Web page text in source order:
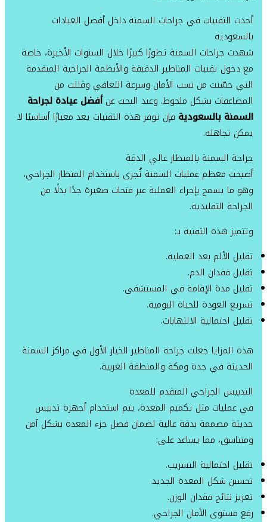
أحدث التقنيات في جراحات السمنة داخل أفضل العيادات
بالسعودية
شهدت جراحات السمنة تطورًا كبيرًا خلال السنوات الأخيرة، خاصة
مع دخول تقنيات المناظير الدقيقة والأنظمة الجراحية المتقدمة
التي حسّنت من نسب الأمان وسرعة التعافي وقللت من
المضاعفات بشكل ملحوظ. وعند البحث عنأفضل عيادة لجراحة
السمنة بالسعودية فإن توفر هذه التقنيات يعد معيارًا أساسيًا لا
يمكن تجاهله.
جراحة السمنة بالمنظار عالي الدقة
أصبحت معظم عمليات السمنة تُجرى باستخدام المنظار الجراحي،
وهو ما يسمح بإجراء العملية عبر فتحات صغيرة جدًا بدلًا من
الجراحة التقليدية.
وتتميز هذه التقنية بـ:
تقليل الألم بعد العملية.
تقليل فقدان الدم.
تقليل مدة الإقامة في المستشفى.
تسريع العودة للحياة اليومية.
تقليل احتمالية الالتهابات.
هذه المزايا جعلت جراحة المناظير الخيار الأول في مراكز السمنة
الحديثة في جدة ومكة والمنطقة الغربية.
التدبيس الجراحي المتقدم للمعدة
في عمليات مثل تكميم المعدة، يتم استخدام أجهزة تدبيس
حديثة مصممة بدقة عالية لضمان فصل جزء المعدة بشكل آمن
ومتناسق، مما يساعد على:
تقليل احتمالية التسريب.
تحسين شكل المعدة الجديد.
تعزيز نتائج فقدان الوزن.
رفع مستوى الأمان الجراحي.